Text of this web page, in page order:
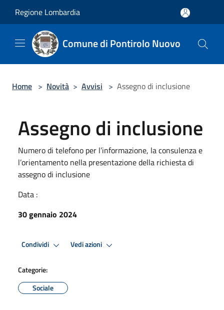
Regione Lombardia
Comune di Pontirolo Nuovo
Home > Novità > Avvisi > Assegno di inclusione
Assegno di inclusione
Numero di telefono per l’informazione, la consulenza e
l’orientamento nella presentazione della richiesta di
assegno di inclusione
Data :
30 gennaio 2024
Condividi Vedi azioni
Categorie:
Sociale